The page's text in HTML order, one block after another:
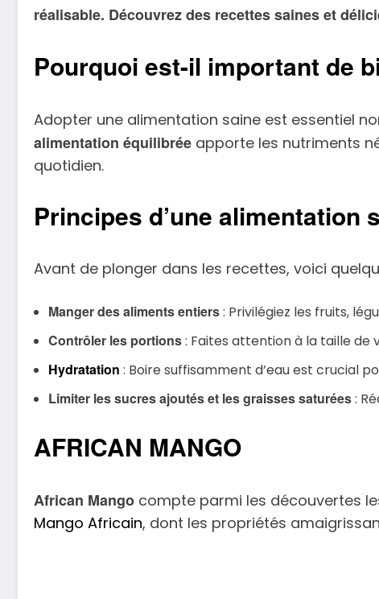
réalisable. Découvrez des recettes saines et
Pourquoi est-il important de
Adopter une alimentation saine est essentiel
alimentation équilibrée apporte les nutriments
quotidien.
Principes d’une alimentation
Avant de plonger dans les recettes, voici
Manger des aliments entiers: Privilégiez les fruits,
Contrôler les portions: Faites attention à la taille de
Hydratation : Boire suffisamment d’eau est crucial
Limiter les sucres ajoutés et les graisses saturées:
AFRICAN MANGO
African Mango compte parmi les découvertes
Mango Africain, dont les propriétés